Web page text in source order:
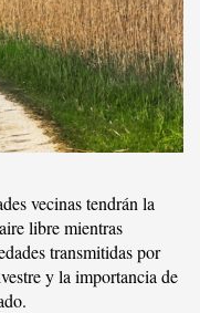
vecinas tendrán la
libre mientras
transmitidas por
y la importancia de